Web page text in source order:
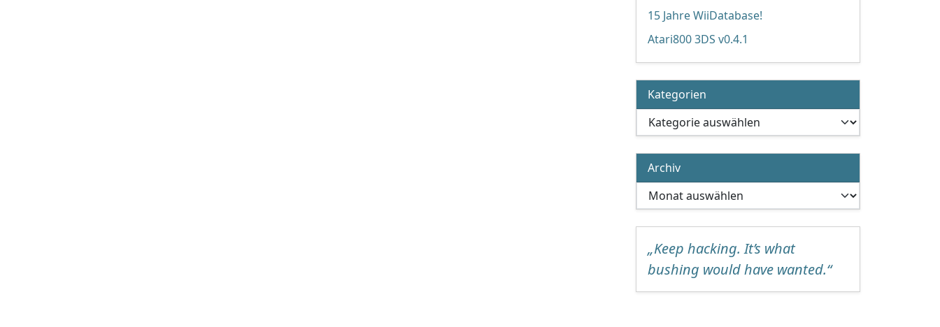
15 Jahre WiiDatabase!
Atari800 3DS v0.4.1
Kategorien
Kategorien
Archiv
Archiv
„Keep hacking. It’s what
bushing would have wanted.“